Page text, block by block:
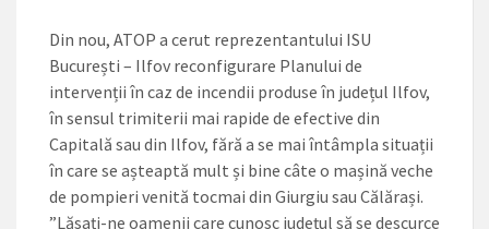
Din nou, ATOP a cerut reprezentantului ISU
București – Ilfov reconfigurare Planului de
intervenții în caz de incendii produse în județul Ilfov,
în sensul trimiterii mai rapide de efective din
Capitală sau din Ilfov, fără a se mai întâmpla situații
în care se așteaptă mult și bine câte o mașină veche
de pompieri venită tocmai din Giurgiu sau Călărași.
”Lăsați-ne oamenii care cunosc județul să se descurce